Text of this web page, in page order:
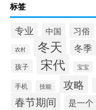
标签
专业 中国 习俗
农村 冬天 冬季
孩子 宋代 宝宝
手机 技能 攻略
春节期间 是一个